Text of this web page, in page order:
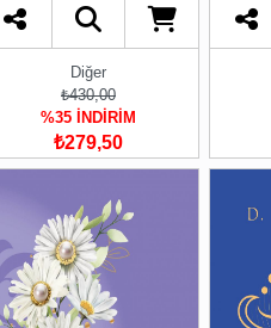
Diğer
₺430,00
%35 İNDİRİM
₺279,50